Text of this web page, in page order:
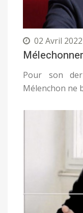
02 Avril 2022
Pour son
Mélenchon ne